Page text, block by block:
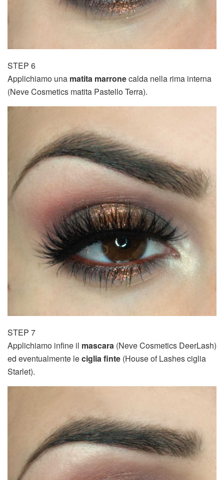
STEP 6
Applichiamo una matita marronecalda nella rima interna
(Neve Cosmetics matita Pastello Terra).
STEP 7
Applichiamo infine il mascara (Neve Cosmetics DeerLash)
ed eventualmente leciglia finte (House of Lashes ciglia
Starlet).